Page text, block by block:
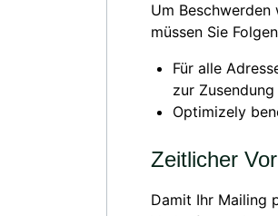
Um
müssen Sie
Für alle
zur
Optimizely
Zeitlicher
Damit Ihr Mailing